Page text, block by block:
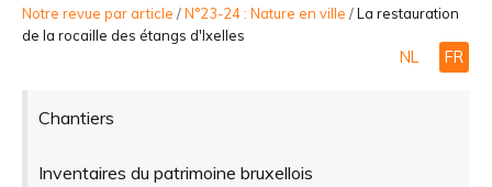
PARTICIPER
Notre revue par article /N°23-24 : Nature en ville /La restauration
de la rocaille des étangs d'Ixelles
NL FR
Chantiers
Inventaires du patrimoine bruxellois